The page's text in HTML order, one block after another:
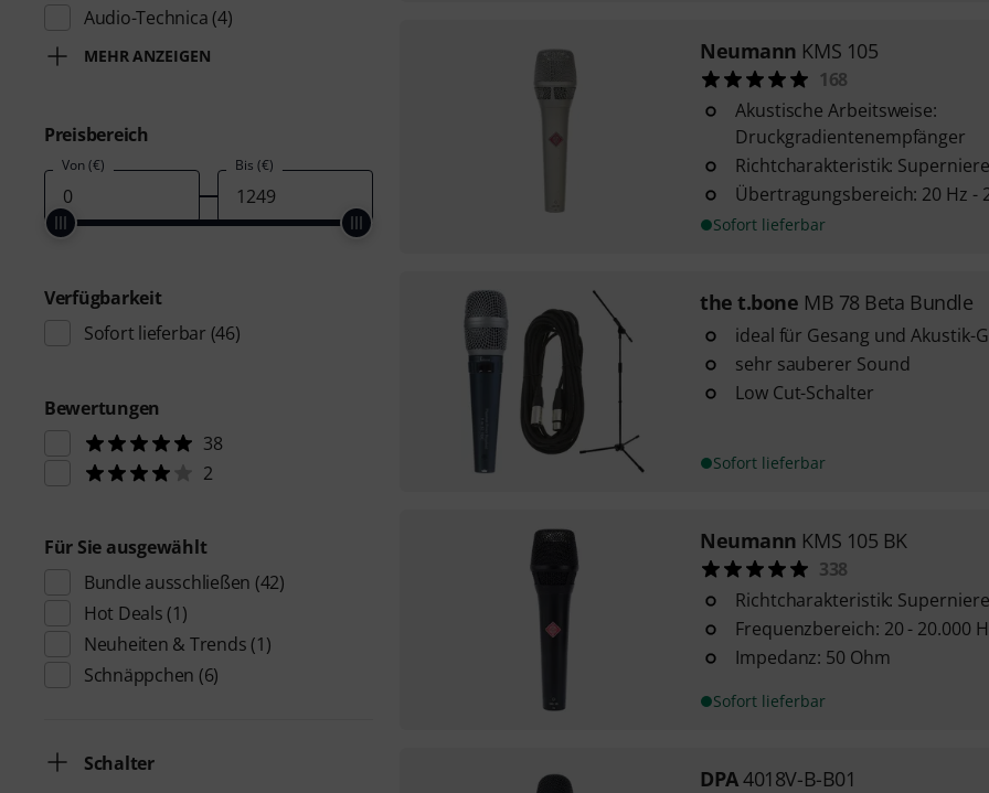
Audio-Technica (4)
MEHR ANZEIGEN
Preisbereich
Von (€) Bis (€)
Verfügbarkeit
Sofort lieferbar (46)
Bewertungen
38
2
Für Sie ausgewählt
Bundle ausschließen (42)
Hot Deals (1)
Neuheiten & Trends (1)
Schnäppchen (6)
Schalter
Neumann KMS 105
168
Akustische Arbeitsweise:
Druckgradientenempfänger
Richtcharakteristik: Superniere
Übertragungsbereich: 20 Hz -
Sofort lieferbar
the t.bone MB 78 Beta Bundle
ideal für Gesang und Akustik-
sehr sauberer Sound
Low Cut-Schalter
Sofort lieferbar
Neumann KMS 105 BK
338
Richtcharakteristik: Superniere
Frequenzbereich: 20 - 20.000
Impedanz: 50 Ohm
Sofort lieferbar
DPA4018V-B-B01